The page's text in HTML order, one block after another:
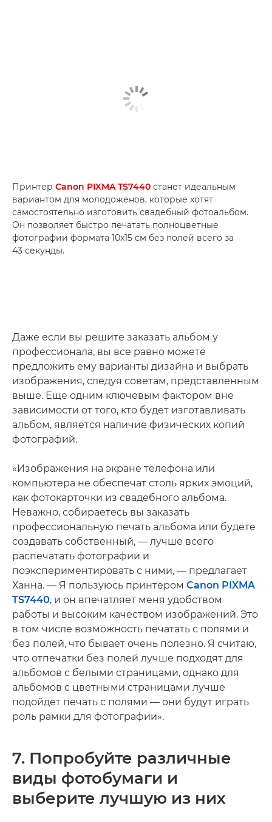
Принтер Canon PIXMA TS7440 станет идеальным
вариантом для молодоженов, которые хотят
самостоятельно изготовить свадебный фотоальбом.
Он позволяет быстро печатать полноцветные
фотографии формата 10x15 см без полей всего за
43 секунды.
Даже если вы решите заказать альбом у
профессионала, вы все равно можете
предложить ему варианты дизайна и выбрать
изображения, следуя советам, представленным
выше. Еще одним ключевым фактором вне
зависимости от того, кто будет изготавливать
альбом, является наличие физических копий
фотографий.
«Изображения на экране телефона или
компьютера не обеспечат столь ярких эмоций,
как фотокарточки из свадебного альбома.
Неважно, собираетесь вы заказать
профессиональную печать альбома или будете
создавать собственный, — лучше всего
распечатать фотографии и
поэкспериментировать с ними, — предлагает
Ханна. — Я пользуюсь принтером Canon PIXMA
TS7440, и он впечатляет меня удобством
работы и высоким качеством изображений. Это
в том числе возможность печатать с полями и
без полей, что бывает очень полезно. Я считаю,
что отпечатки без полей лучше подходят для
альбомов с белыми страницами, однако для
альбомов с цветными страницами лучше
подойдет печать с полями — они будут играть
роль рамки для фотографии».
7. Попробуйте различные
виды фотобумаги и
выберите лучшую из них